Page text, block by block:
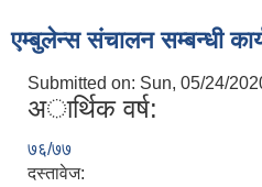
एम्बुलेन्स संचालन सम्बन्धी
Submitted on: Sun, 05/24/
अार्थिक वर्ष:
७६/७७
दस्तावेज: